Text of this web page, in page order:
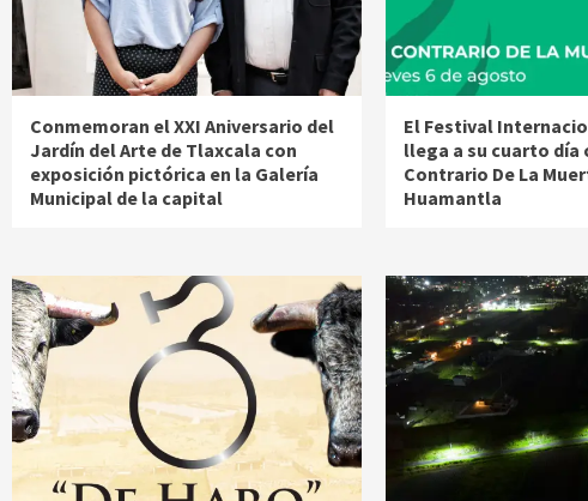
Conmemoran el XXI Aniversario del
Jardín del Arte de Tlaxcala con
exposición pictórica en la Galería
Municipal de la capital
El Festival
llega a su cuarto día
Contrario De La
Huamantla